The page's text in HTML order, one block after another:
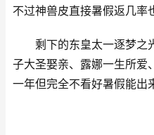
不过神兽皮直接暑假返几率
剩下的东皇太一逐梦之
子大圣娶亲、露娜一生所爱
一年但完全不看好暑假能出